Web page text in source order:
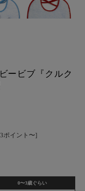
ービブ『クルク
ポイント〜]
0〜3歳ぐらい